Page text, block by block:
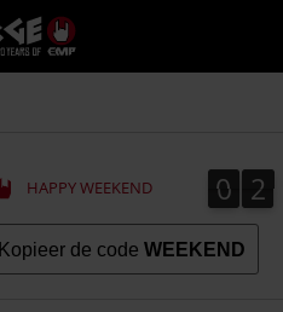
Large
–
Muziek-,
+
kleding
HAPPY WEEKEND 0
0 2
2
Kopieer de code WEEKEND